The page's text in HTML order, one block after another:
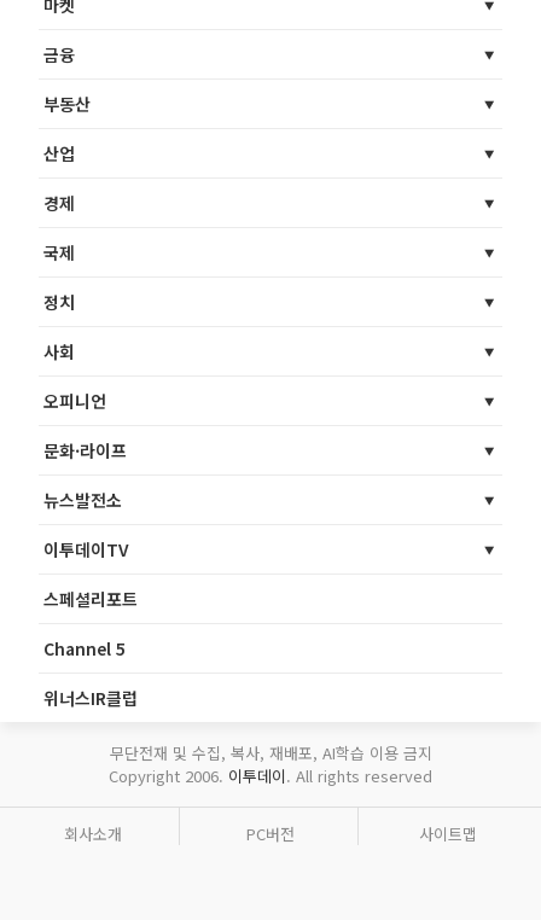
마켓
금융
부동산
산업
경제
국제
정치
사회
오피니언
문화·라이프
뉴스발전소
이투데이TV
스페셜리포트
Channel 5
위너스IR클럽
무단전재 및 수집, 복사, 재배포, AI학습 이용 금지
Copyright 2006. 이투데이. All rights reserved
회사소개 PC버전 사이트맵